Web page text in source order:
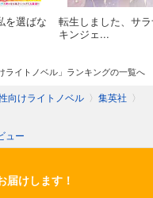
を選ばな
転生しました、サ
キンジェ...
ライトノベル」ランキングの一覧へ
向けライトノベル 〉 集英社 〉
ュー
届けします！